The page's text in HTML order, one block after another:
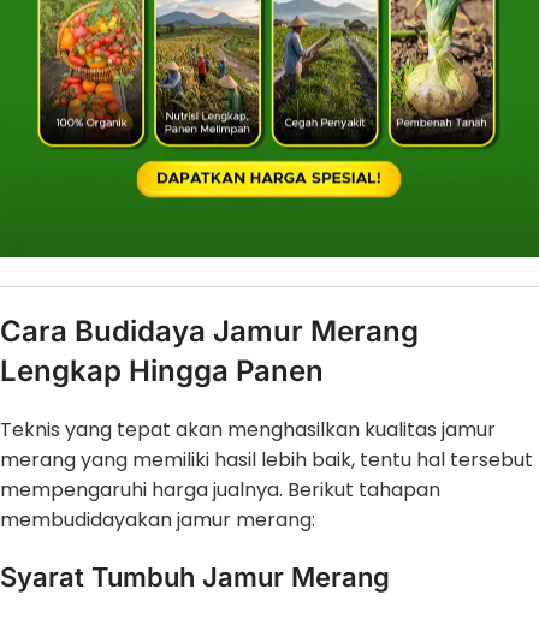
Cara Budidaya Jamur Merang
Lengkap Hingga Panen
Teknis yang tepat akan menghasilkan kualitas jamur
merang yang memiliki hasil lebih baik, tentu hal tersebut
mempengaruhi harga jualnya. Berikut tahapan
membudidayakan jamur merang:
Syarat Tumbuh Jamur Merang